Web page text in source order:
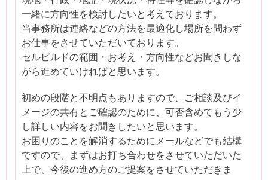
一緒に方向性を検討したいと考えております。
当事務所は連絡などの方法を最適化し場所を問わず
お仕事をさせていただいております。
セルビルドの範囲・お考え・方向性などお聞きしな
がら進めていければと思います。
初めの段階と不明点もありますので、ご相談及びイ
メージの共有とご確認のために、可否含めてもう少
し詳しい内容をお聞きしたいと思います。
お困りのことを解消するためにメールなどでも結構
ですので、まずはお打ち合わせをさせていただいた
上で、今後の進め方のご提案をさせていただきま